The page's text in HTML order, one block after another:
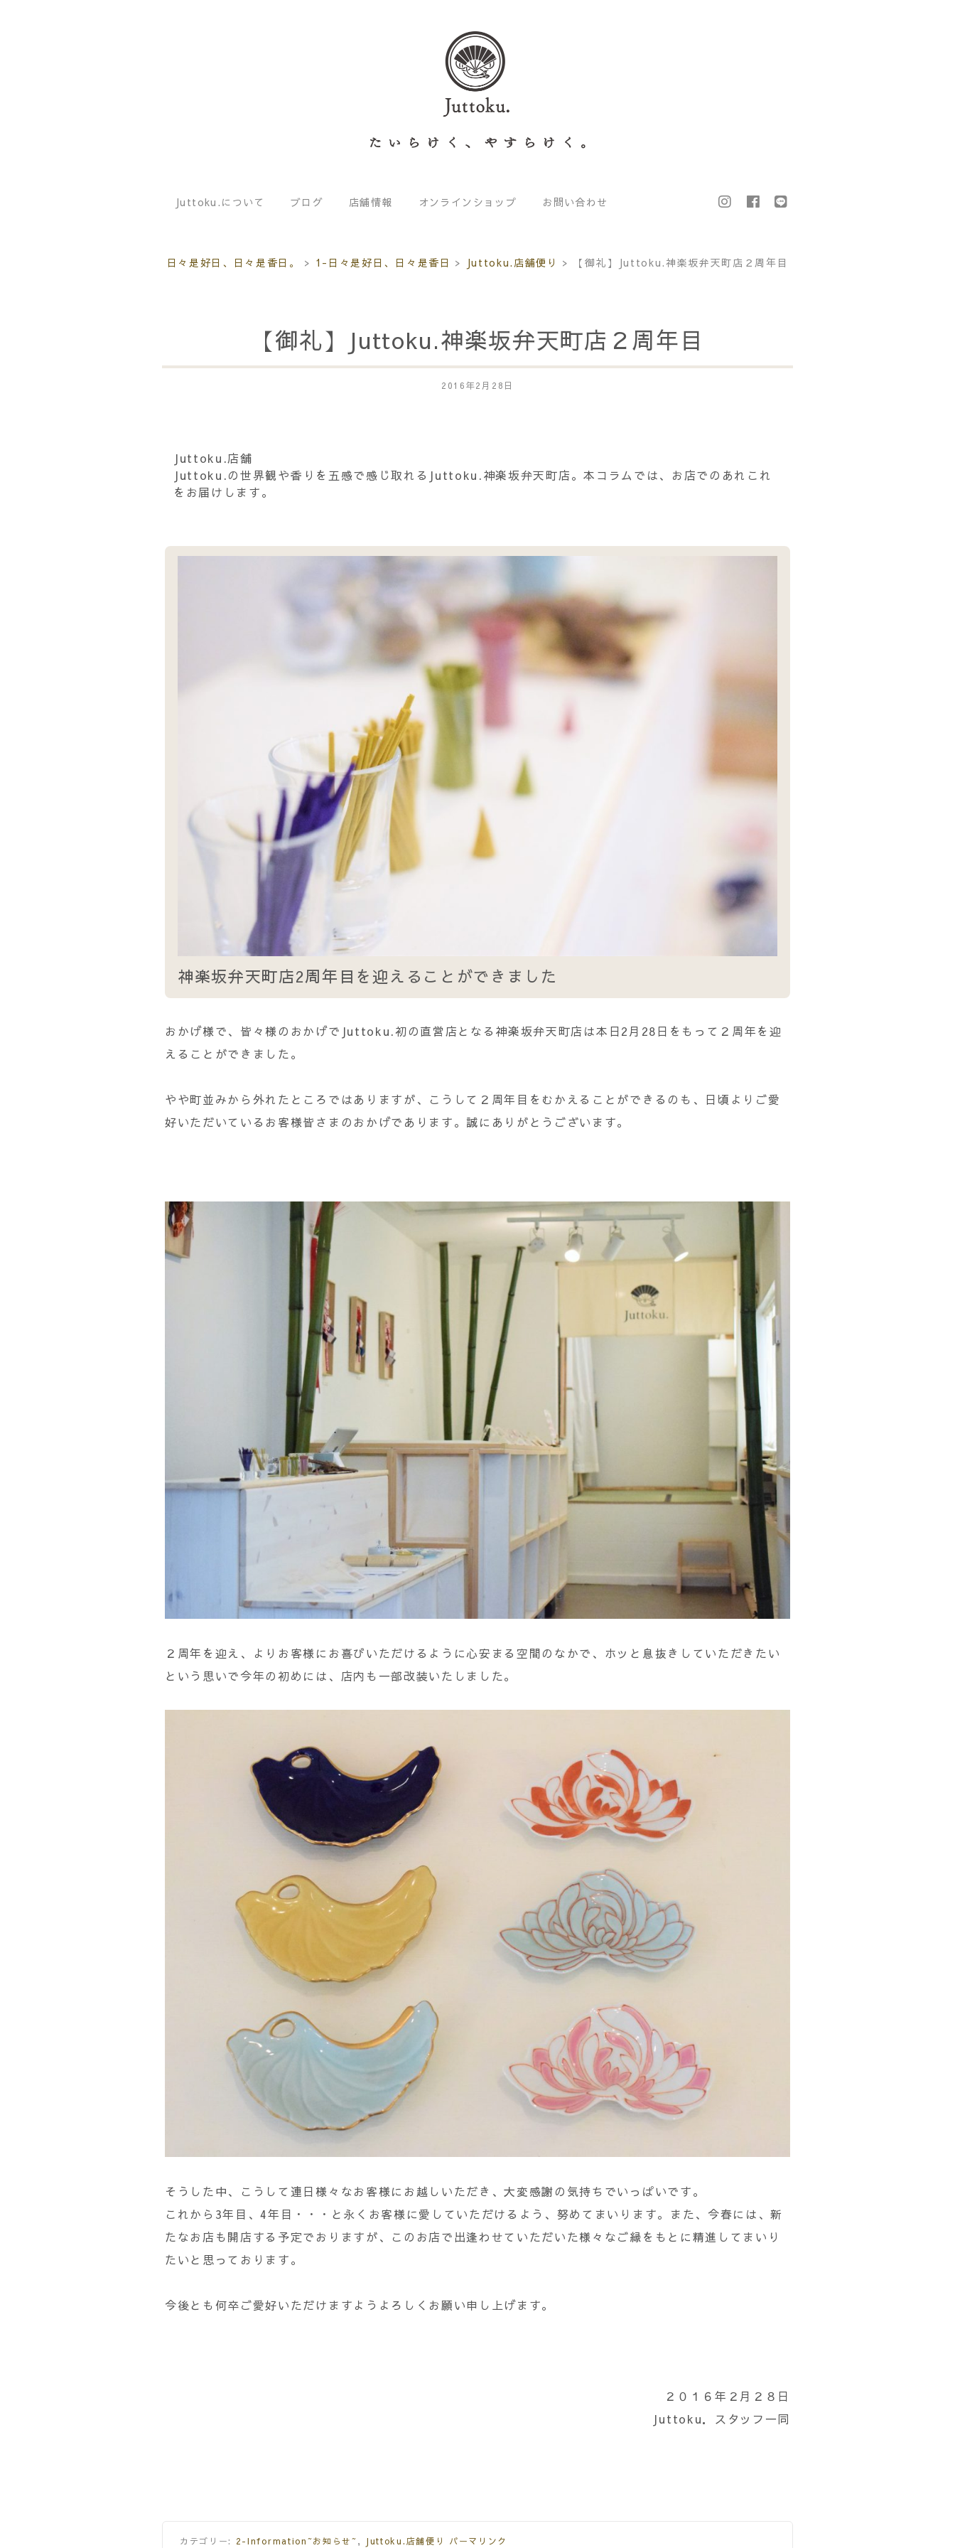
Juttoku.について ブログ 店舗情報 オンラインショップ お問い合わせ
日々是好日、日々是香日。 > 1-日々是好日、日々是香日 > Juttoku.店舗便り > 【御礼】Juttoku.神楽坂弁天町店２周年目
【御礼】Juttoku.神楽坂弁天町店２周年目
2016年2月28日
Juttoku.店舗
Juttoku.の世界観や香りを五感で感じ取れるJuttoku.神楽坂弁天町店。本コラムでは、お店でのあれこれ
をお届けします。
神楽坂弁天町店2周年目を迎えることができました
おかげ様で、皆々様のおかげでJuttoku.初の直営店となる神楽坂弁天町店は本日2月28日をもって２周年を迎
えることができました。
やや町並みから外れたところではありますが、こうして２周年目をむかえることができるのも、日頃よりご愛
好いただいているお客様皆さまのおかげであります。誠にありがとうございます。
２周年を迎え、よりお客様にお喜びいただけるように心安まる空間のなかで、ホッと息抜きしていただきたい
という思いで今年の初めには、店内も一部改装いたしました。
そうした中、こうして連日様々なお客様にお越しいただき、大変感謝の気持ちでいっぱいです。
これから3年目、4年目・・・と永くお客様に愛していただけるよう、努めてまいります。また、今春には、新
たなお店も開店する予定でおりますが、このお店で出逢わせていただいた様々なご縁をもとに精進してまいり
たいと思っております。
今後とも何卒ご愛好いただけますようよろしくお願い申し上げます。
２０１６年２月２８日
Juttoku．スタッフ一同
カテゴリー: 2-Information~お知らせ~, Juttoku.店舗便り パーマリンク